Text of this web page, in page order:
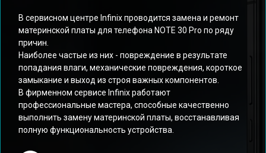
В сервисном центре Infinix проводится замена и ремонт
материнской платы для телефона NOTE 30 Pro по ряду
причин.
Наиболее частые из них - повреждение в результате
попадания влаги, механические повреждения, короткое
замыкание и выход из строя важных компонентов.
В фирменном сервисе Infinix работают
профессиональные мастера, способные качественно
выполнить замену материнской платы, восстанавливая
полную функциональность устройства.